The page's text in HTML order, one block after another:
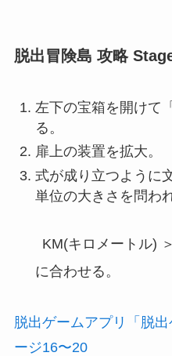
脱出冒険島 攻略
左下の宝箱を開けて
る。
扉上の装置を拡大。
式が成り立つように
単位の大きさを問わ
に合わせる。
脱出ゲームアプリ「脱
ージ16〜20